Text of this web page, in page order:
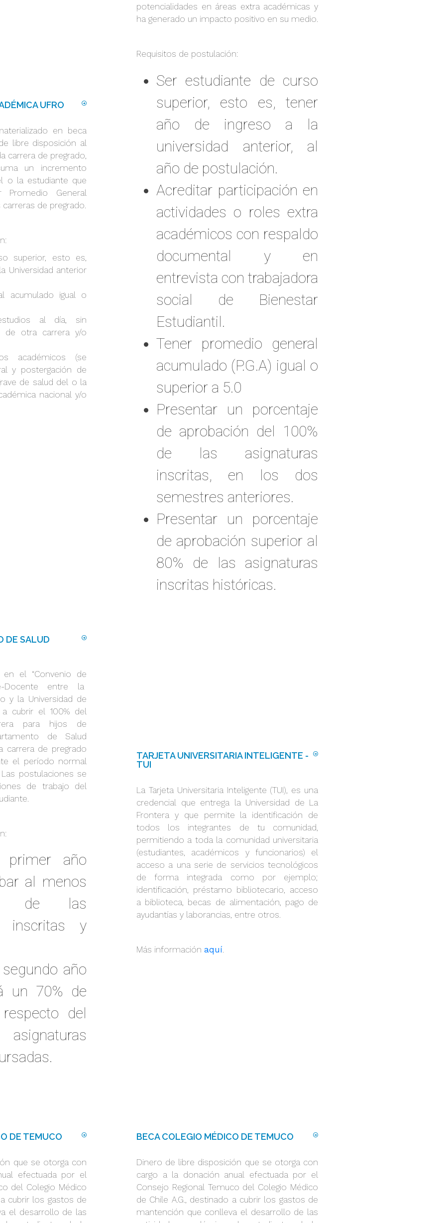
UFRO
en beca
libre disposición al
carrera de pregrado,
un incremento
o la estudiante que
General
de pregrado.
superior, esto es,
Universidad anterior
acumulado igual o
al día, sin
de otra carrera y/o
académicos (se
y postergación de
de salud del o la
nacional y/o
potencialidades en áreas extra académicas y
ha generado un impacto positivo en su medio.
Requisitos de postulación:
Ser estudiante de curso
superior, esto es, tener
año de ingreso a la
universidad anterior, al
año de postulación.
Acreditar participación en
actividades o roles extra
académicos con respaldo
documental y en
entrevista con trabajadora
social de Bienestar
Estudiantil.
Tener promedio general
acumulado (P.G.A) igual o
superior a 5.0
Presentar un porcentaje
de aprobación del 100%
de las asignaturas
inscritas, en los dos
semestres anteriores.
Presentar un porcentaje
de aprobación superior al
80% de las asignaturas
inscritas históricas.
DE SALUD
el “Convenio de
Docente entre la
y la Universidad de
a cubrir el 100% del
para hijos de
de Salud
carrera de pregrado
el período normal
postulaciones se
de trabajo del
primer año
al menos
de las
inscritas y
año
un 70% de
del
TARJETA UNIVERSITARIA INTELIGENTE -
TUI
La Tarjeta Universitaria Inteligente (TUI), es una
credencial que entrega la Universidad de La
Frontera y que permite la identificación de
todos los integrantes de tu comunidad,
permitiendo a toda la comunidad universitaria
(estudiantes, académicos y funcionarios) el
acceso a una serie de servicios tecnológicos
de forma integrada como por ejemplo;
identificación, préstamo bibliotecario, acceso
a biblioteca, becas de alimentación, pago de
ayudantías y laborancias, entre otros.
Más información aquí.
DE TEMUCO
que se otorga con
efectuada por el
del Colegio Médico
cubrir los gastos de
el desarrollo de las
BECA COLEGIO MÉDICO DE TEMUCO
Dinero de libre disposición que se otorga con
cargo a la donación anual efectuada por el
Consejo Regional Temuco del Colegio Médico
de Chile A.G., destinado a cubrir los gastos de
mantención que conlleva el desarrollo de las